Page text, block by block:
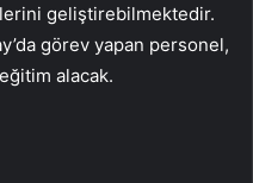
geliştirebilmektedir.
görev yapan personel,
alacak.